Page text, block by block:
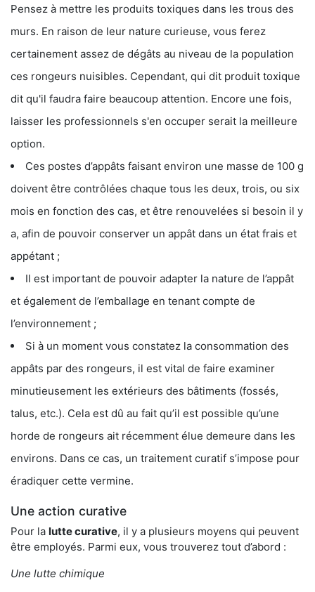
Pensez à mettre les produits toxiques dans les trous des
murs. En raison de leur nature curieuse, vous ferez
certainement assez de dégâts au niveau de la population
ces rongeurs nuisibles. Cependant, qui dit produit toxique
dit qu'il faudra faire beaucoup attention. Encore une fois,
laisser les professionnels s'en occuper serait la meilleure
option.
Ces postes d’appâts faisant environ une masse de 100 g
doivent être contrôlées chaque tous les deux, trois, ou six
mois en fonction des cas, et être renouvelées si besoin il y
a, afin de pouvoir conserver un appât dans un état frais et
appétant ;
Il est important de pouvoir adapter la nature de l’appât
et également de l’emballage en tenant compte de
l’environnement ;
Si à un moment vous constatez la consommation des
appâts par des rongeurs, il est vital de faire examiner
minutieusement les extérieurs des bâtiments (fossés,
talus, etc.). Cela est dû au fait qu’il est possible qu’une
horde de rongeurs ait récemment élue demeure dans les
environs. Dans ce cas, un traitement curatif s’impose pour
éradiquer cette vermine.
Une action curative
Pour la lutte curative, il y a plusieurs moyens qui peuvent
être employés. Parmi eux, vous trouverez tout d’abord :
Une lutte chimique